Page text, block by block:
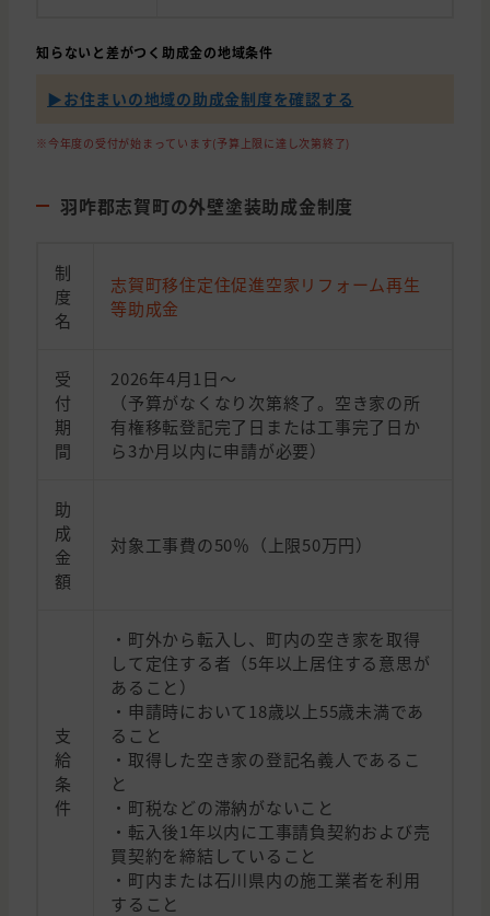
知らないと差がつく助成金の地域条件
▶︎お住まいの地域の助成金制度を確認する
※今年度の受付が始まっています(予算上限に達し次第終了)
羽咋郡志賀町の外壁塗装助成金制度
制
度
名
志賀町移住定住促進空家リフォーム再生
等助成金
受
付
期
間
2026年4月1日〜
（予算がなくなり次第終了。空き家の所
有権移転登記完了日または工事完了日か
ら3か月以内に申請が必要）
助
成
金
額
対象工事費の50％（上限50万円）
支
給
条
件
・町外から転入し、町内の空き家を取得
して定住する者（5年以上居住する意思が
あること）
・申請時において18歳以上55歳未満であ
ること
・取得した空き家の登記名義人であるこ
と
・町税などの滞納がないこと
・転入後1年以内に工事請負契約および売
買契約を締結していること
・町内または石川県内の施工業者を利用
すること